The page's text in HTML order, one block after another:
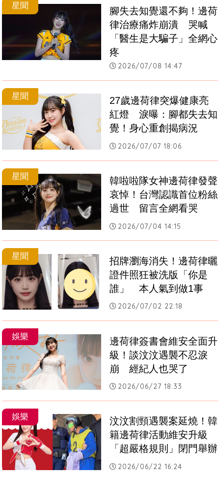
星聞
腳失去知覺還不夠！邊荷
律治療痛炸崩潰　哭喊
「醫生是大騙子」全網心
疼
2026/07/08 14:47
星聞
27歲邊荷律突爆健康亮
紅燈　淚曝：腳都失去知
覺！身心重創揭病況
2026/07/07 18:06
星聞
韓啦啦隊女神邊荷律發聲
哀悼！台灣認識首位粉絲
過世　留言全網看哭
2026/07/04 14:15
星聞
招牌瀏海消失！邊荷律曬
證件照狂被洗版「你是
誰」　本人氣到做1事
2026/07/02 22:18
娛樂
邊荷律簽書會維安全面升
級！談汶汶遇襲不忍淚
崩　經紀人也哭了
2026/06/27 18:33
娛樂
汶汶割頸遇襲案延燒！韓
籍邊荷律活動維安升級
「超嚴格規則」閉門舉辦
2026/06/22 16:24